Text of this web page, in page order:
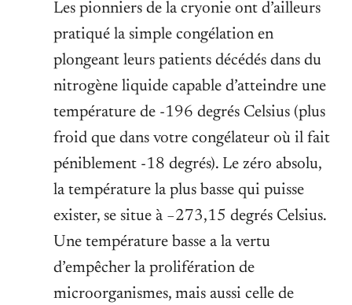
Les pionniers de la cryonie ont d’ailleurs
pratiqué la simple congélation en
plongeant leurs patients décédés dans du
nitrogène liquide capable d’atteindre une
température de -196 degrés Celsius (plus
froid que dans votre congélateur où il fait
péniblement -18 degrés). Le zéro absolu,
la température la plus basse qui puisse
exister, se situe à −273,15 degrés Celsius.
Une température basse a la vertu
d’empêcher la prolifération de
microorganismes, mais aussi celle de